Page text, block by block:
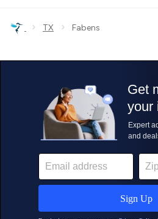
› TX › Fabens